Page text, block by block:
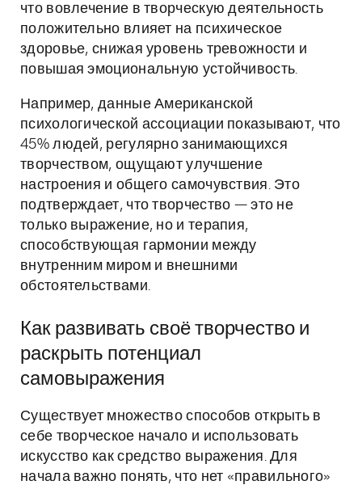
что вовлечение в творческую деятельность
положительно влияет на психическое
здоровье, снижая уровень тревожности и
повышая эмоциональную устойчивость.
Например, данные Американской
психологической ассоциации показывают, что
45% людей, регулярно занимающихся
творчеством, ощущают улучшение
настроения и общего самочувствия. Это
подтверждает, что творчество — это не
только выражение, но и терапия,
способствующая гармонии между
внутренним миром и внешними
обстоятельствами.
Как развивать своё творчество и
раскрыть потенциал
самовыражения
Существует множество способов открыть в
себе творческое начало и использовать
искусство как средство выражения. Для
начала важно понять, что нет «правильного»